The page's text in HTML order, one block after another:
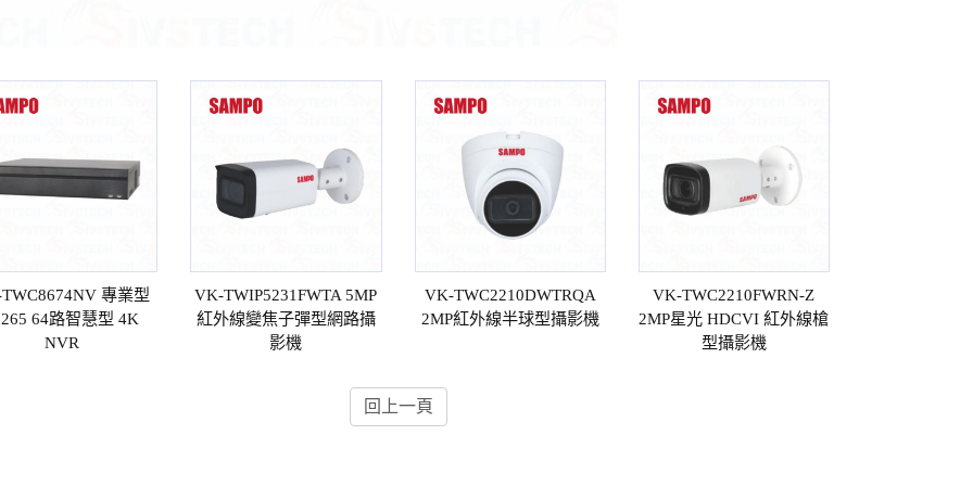
專業型
64路智慧型 4K
NVR
VK-TWIP5231FWTA 5MP
紅外線變焦⼦彈型網路攝
影機
VK-TWC2210DWTRQA
2MP紅外線半球型攝影機
VK-TWC2210FWRN-Z
2MP星光 HDCVI 紅外線槍
型攝影機
回上一頁